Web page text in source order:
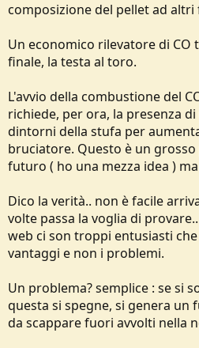
composizione del pellet ad
Un economico rilevatore di CO
finale, la testa al toro.
L'avvio della combustione del
richiede, per ora, la presenza
dintorni della stufa per
bruciatore. Questo è un
futuro ( ho una mezza idea )
Dico la verità.. non è facile
volte passa la voglia di
web ci son troppi entusiasti
vantaggi e non i problemi.
Un problema? semplice : se si
questa si spegne, si genera un
da scappare fuori avvolti nella